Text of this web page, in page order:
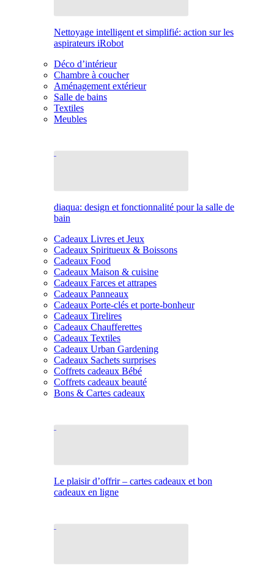
Nettoyage intelligent et simplifié: action sur les
aspirateurs iRobot
Déco d’intérieur
Chambre à coucher
Aménagement extérieur
Salle de bains
Textiles
Meubles
diaqua: design et fonctionnalité pour la salle de
bain
Cadeaux Livres et Jeux
Cadeaux Spiritueux & Boissons
Cadeaux Food
Cadeaux Maison & cuisine
Cadeaux Farces et attrapes
Cadeaux Panneaux
Cadeaux Porte-clés et porte-bonheur
Cadeaux Tirelires
Cadeaux Chaufferettes
Cadeaux Textiles
Cadeaux Urban Gardening
Cadeaux Sachets surprises
Coffrets cadeaux Bébé
Coffrets cadeaux beauté
Bons & Cartes cadeaux
Le plaisir d’offrir – cartes cadeaux et bon
cadeaux en ligne